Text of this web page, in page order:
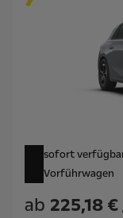
sofort
Vorführwagen
ab 225,18